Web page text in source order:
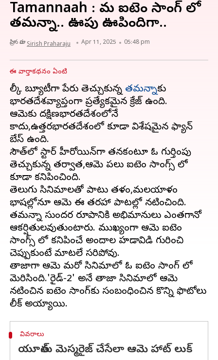
Tamannaah : మరో ఐటెం సాంగ్ లో
తమన్నా.. ఊపు ఊపిందిగా..
వ్రాసిన వారు Sirish Praharaju Apr 11, 2025 05:48 pm
ఈ వార్తాకథనం ఏంటి
మిల్కీ బ్యూటీగా పేరు తెచ్చుకున్న తమన్నాకు
భారతదేశవ్యాప్తంగా ప్రత్యేకమైన క్రేజ్ ఉంది.
ఆమెకు దక్షిణభారతదేశంలోనే
కాదు,ఉత్తరభారతదేశంలో కూడా విశేషమైన ఫ్యాన్
బేస్ ఉంది.
సౌత్‌లో స్టార్ హీరోయిన్‌గా తనకంటూ ఓ గుర్తింపు
తెచ్చుకున్న తర్వాత,ఆమె పలు ఐటెం సాంగ్స్‌ లో
కూడా కనిపించింది.
తెలుగు సినిమాలతో పాటు తమిళం,మలయాళం
భాషల్లోనూ ఆమె ఈ తరహా పాటల్లో నటించింది.
తమన్నా సుందర రూపానికి అభిమానులు ఎంతగానో
ఆకర్షితులవుతుంటారు. ముఖ్యంగా ఆమె ఐటెం
సాంగ్స్‌ లో కనిపించే అందాల హడావిడి గురించి
చెప్పుకుంటే మాటలే సరిపోవు.
తాజాగా ఆమె మరో సినిమాలో ఓ ఐటెం సాంగ్‌ లో
మెరిసింది.'రైడ్-2' అనే తాజా సినిమాలో ఆమె
నటించిన ఐటెం సాంగ్‌కు సంబంధించిన కొన్ని ఫొటోలు
వివరాలు
యూత్‌ను మెస్మరైజ్ చేసేలా ఆమె హాట్ లుక్